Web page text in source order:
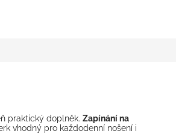
praktický doplněk. Zapínání na
vhodný pro každodenní nošení i